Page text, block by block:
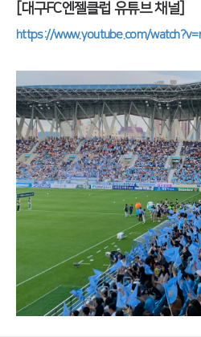
[대구FC엔젤클럽 유튜브 채널]
https://www.youtube.com/